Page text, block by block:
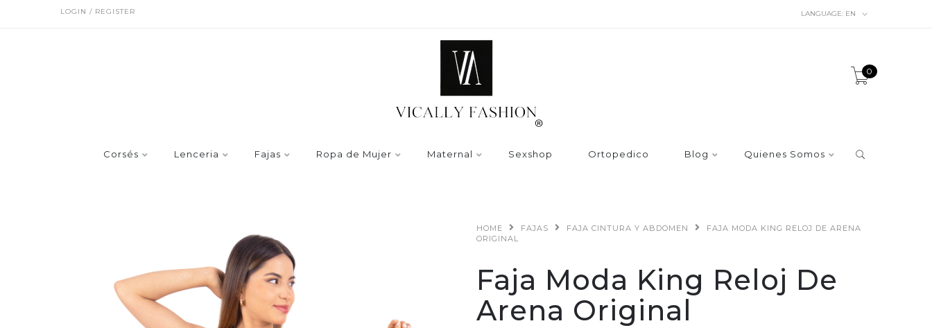
LOGIN / REGISTER LANGUAGE: EN
0
Corsés Lenceria Fajas Ropa de Mujer Maternal Sexshop Ortopedico Blog Quienes Somos
HOME FAJAS FAJA CINTURA Y ABDOMEN
FAJA MODA KING RELOJ DE ARENA
ORIGINAL
Faja Moda King Reloj De
Arena Original